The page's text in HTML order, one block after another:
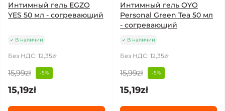
Интимный гель EGZO
YES 50 мл - согревающий
В наличии
Без НДС: 12,35zł
15,99zł -5%
15,19zł
Интимный гель OYO
Personal Green Tea 50 мл
- согревающий
В наличии
Без НДС: 12,35zł
15,99zł -5%
15,19zł